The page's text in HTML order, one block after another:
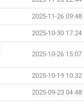
2025-11-26 09:48
2025-10-30 17:24
2025-10-26 15:07
2025-10-19 10:32
2025-09-23 04:48